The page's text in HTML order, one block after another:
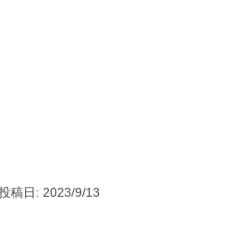
稿日: 2023/9/13